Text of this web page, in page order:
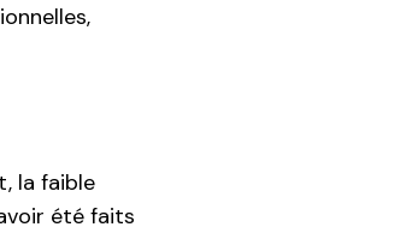
la faible
été faits